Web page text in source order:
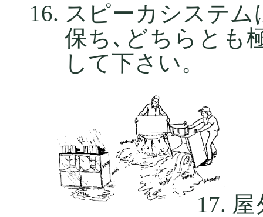
スピーカシステ
保ち､どちらとも
して下さい。